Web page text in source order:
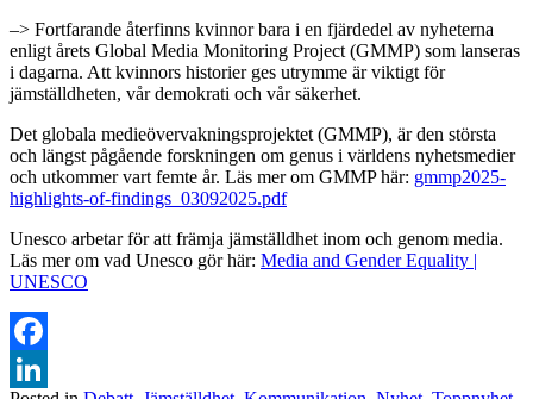
–> Fortfarande återfinns kvinnor bara i en fjärdedel av nyheterna
enligt årets Global Media Monitoring Project (GMMP) som lanseras
i dagarna. Att kvinnors historier ges utrymme är viktigt för
jämställdheten, vår demokrati och vår säkerhet.
Det globala medieövervakningsprojektet (GMMP), är den största
och längst pågående forskningen om genus i världens nyhetsmedier
och utkommer vart femte år. Läs mer om GMMP här: gmmp2025-
highlights-of-findings_03092025.pdf
Unesco arbetar för att främja jämställdhet inom och genom media.
Läs mer om vad Unesco gör här: Media and Gender Equality |
UNESCO
Facebook